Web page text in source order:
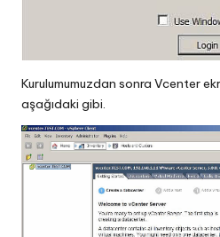
Kurulumumuzdan sonra Vcenter
aşağıdaki gibi.